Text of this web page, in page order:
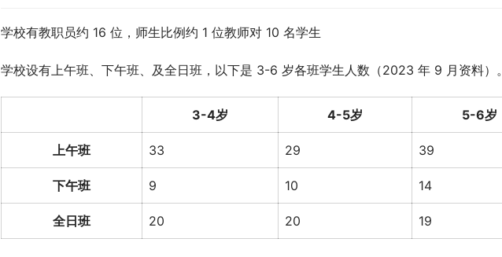
学校有教职员约 16 位，师生比例约 1 位教师对 10 名学生
学校设有上午班、下午班、及全日班，以下是 3-6 岁各班学生人数（2023 年 9 月资料）。
3-4岁 4-5岁 5-6岁
上午班 33 29 39
下午班 9 10 14
全日班 20 20 19